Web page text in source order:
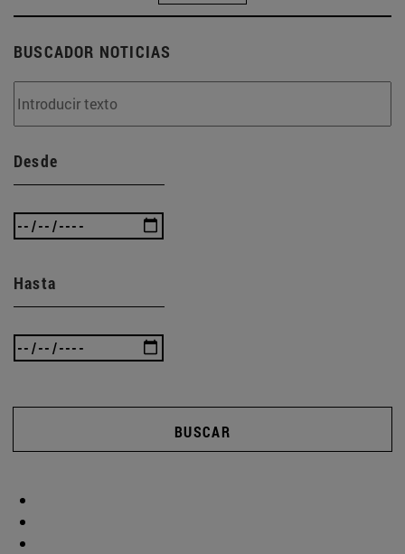
BUSCADOR NOTICIAS
Desde
Hasta
BUSCAR